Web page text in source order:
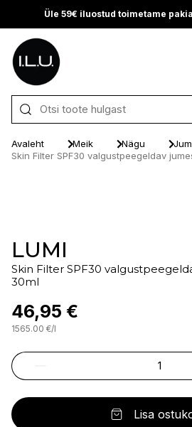
Üle 59€ iluostud toimetame
Otse sisu juurde
Avaleht Meik Nägu
Skin Filter SPF30 valgustpeegeldav
LUMI
Skin Filter SPF30
30ml
46,95 €
1565.00 €/l
Lisa